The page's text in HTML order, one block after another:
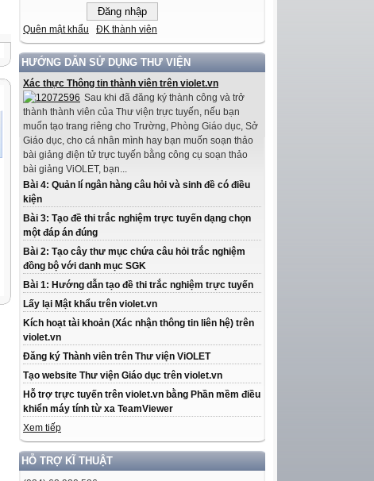
Quên mật khẩu ĐK thành viên
HƯỚNG DẪN SỬ DỤNG THƯ VIỆN
Xác thực Thông tin thành viên trên violet.vn
Sau khi đã đăng ký thành công và trở
thành thành viên của Thư viện trực tuyến, nếu bạn
muốn tạo trang riêng cho Trường, Phòng Giáo dục, Sở
Giáo dục, cho cá nhân mình hay bạn muốn soạn thảo
bài giảng điện tử trực tuyến bằng công cụ soạn thảo
bài giảng ViOLET, bạn...
Bài 4: Quản lí ngân hàng câu hỏi và sinh đề có điều
kiện
Bài 3: Tạo đề thi trắc nghiệm trực tuyến dạng chọn
một đáp án đúng
Bài 2: Tạo cây thư mục chứa câu hỏi trắc nghiệm
đồng bộ với danh mục SGK
Bài 1: Hướng dẫn tạo đề thi trắc nghiệm trực tuyến
Lấy lại Mật khẩu trên violet.vn
Kích hoạt tài khoản (Xác nhận thông tin liên hệ) trên
violet.vn
Đăng ký Thành viên trên Thư viện ViOLET
Tạo website Thư viện Giáo dục trên violet.vn
Hỗ trợ trực tuyến trên violet.vn bằng Phần mềm điều
khiển máy tính từ xa TeamViewer
Xem tiếp
HỖ TRỢ KĨ THUẬT